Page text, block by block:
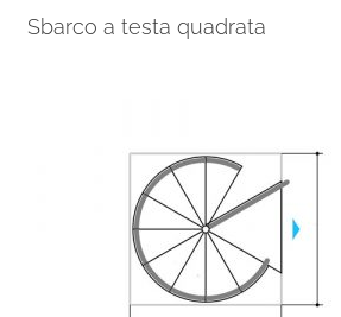
Sbarco a testa quadrata